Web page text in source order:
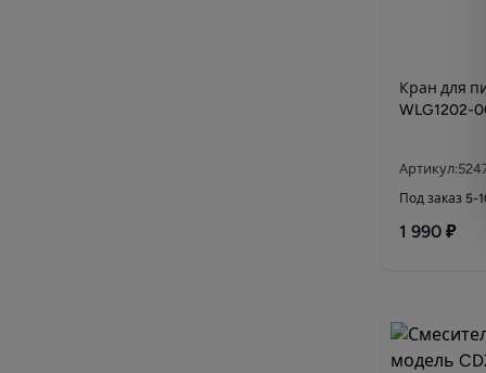
Кран для
WLG1202-
Под заказ 5-
1 990 ₽